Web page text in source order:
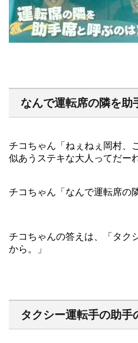
なんで運転席の隣を助
チコちゃん「ねぇねぇ岡村、
似あうステキな大人ってだー
チコちゃん「なんで運転席の
チコちゃんの答えは、「タク
から。」
タクシー運転手の助手